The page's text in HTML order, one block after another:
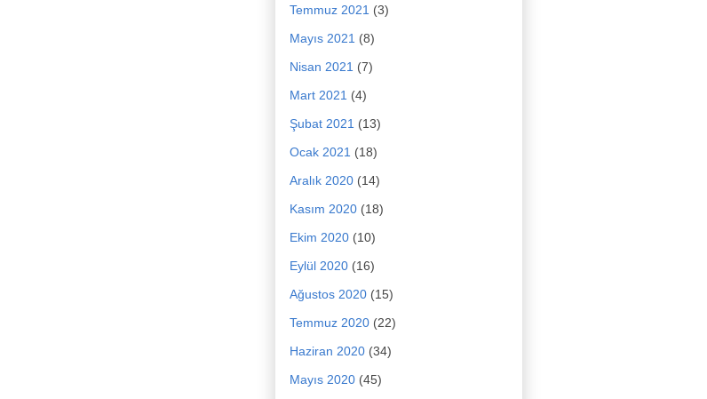
Temmuz 2021 (3)
Mayıs 2021 (8)
Nisan 2021 (7)
Mart 2021 (4)
Şubat 2021 (13)
Ocak 2021 (18)
Aralık 2020 (14)
Kasım 2020 (18)
Ekim 2020 (10)
Eylül 2020 (16)
Ağustos 2020 (15)
Temmuz 2020 (22)
Haziran 2020 (34)
Mayıs 2020 (45)